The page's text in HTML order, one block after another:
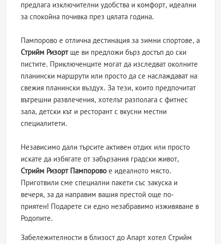
предлага изключителни удобства и комфорт, идеални
за спокойна почивка през цялата година.
Пампорово е отлична дестинация за зимни спортове, а
Стрийм Ризортще ви предложи бърз достъп до ски
пистите. Приключенците могат да изследват околните
планински маршрути или просто да се наслаждават на
свежия планински въздух. За тези, които предпочитат
вътрешни развлечения, хотелът разполага с фитнес
зала, детски кът и ресторант с вкусни местни
специалитети.
Независимо дали търсите активен отдих или просто
искате да избягате от забързания градски живот,
Стрийм Ризорт Пампорово е идеалното място.
Приготвили сме специални пакети със закуска и
вечеря, за да направим вашия престой още по-
приятен! Подарете си едно незабравимо изживяване в
Родопите.
Забележителности в близост до Апарт хотел Стрийм